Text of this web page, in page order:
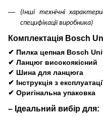
(Інші технічні
специфікації виробника)
Комплектація Bosch
✔ Пилка цепная Bosch
✔ Ланцюг високоякісний
✔ Шина для ланцюга
✔ Інструкція з
✔ Оригінальна упаковка
– Ідеальний вибір для: